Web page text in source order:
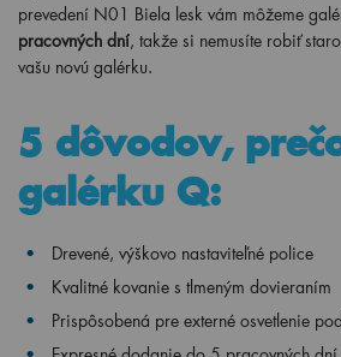
prevedení N01 Biela lesk vám môžeme
pracovných dní, takže si nemusíte robiť
vašu novú galérku.
5 dôvodov,
galérku Q:
Drevené, výškovo nastaviteľné police
Kvalitné kovanie s tlmeným dovieraním
Prispôsobená pre externé osvetlenie